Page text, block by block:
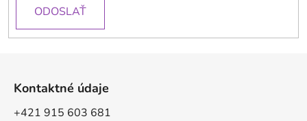
ODOSLAŤ
Kontaktné údaje
+421 915 603 681